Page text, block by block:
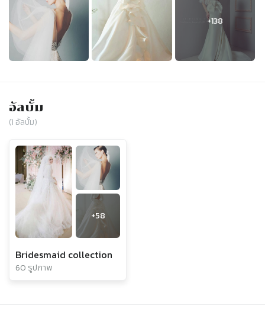
อัลบั้ม
(1 อัลบั้ม)
+58
Bridesmaid collection
60 รูปภาพ